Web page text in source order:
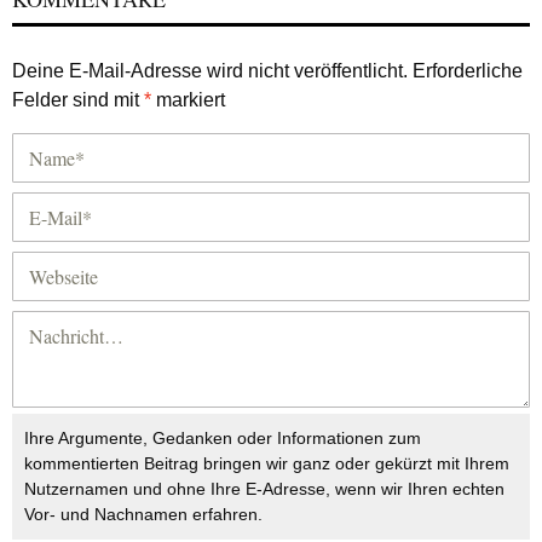
Deine E-Mail-Adresse wird nicht veröffentlicht. Erforderliche
Felder sind mit* markiert
Ihre Argumente, Gedanken oder Informationen zum
kommentierten Beitrag bringen wir ganz oder gekürzt mit Ihrem
Nutzernamen und ohne Ihre E-Adresse, wenn wir Ihren echten
Vor- und Nachnamen erfahren.